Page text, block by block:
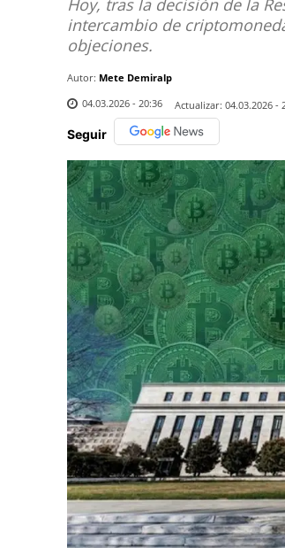
Hoy, tras la decisión de la
intercambio de
objeciones.
Autor: Mete Demiralp
04.03.2026 - 20:36
Actualizar: 04.03.2026 -
Seguir